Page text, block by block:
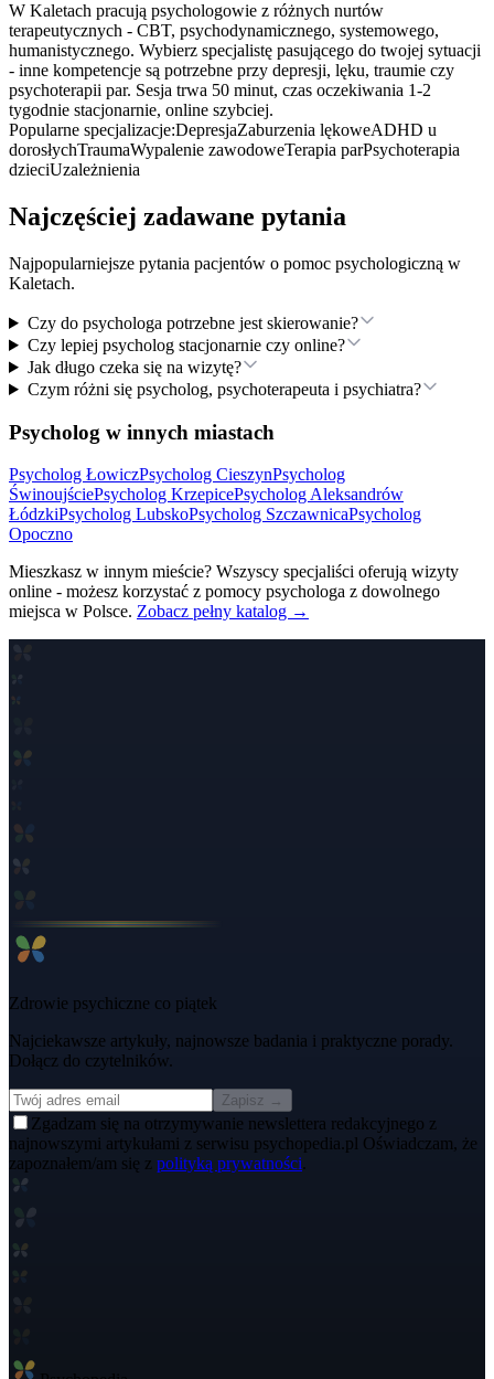
W Kaletach pracują psychologowie z różnych nurtów
terapeutycznych - CBT, psychodynamicznego, systemowego,
humanistycznego. Wybierz specjalistę pasującego do twojej sytuacji
- inne kompetencje są potrzebne przy depresji, lęku, traumie czy
psychoterapii par. Sesja trwa 50 minut, czas oczekiwania 1-2
tygodnie stacjonarnie, online szybciej.
Popularne specjalizacje:DepresjaZaburzenia lękoweADHD u
dorosłychTraumaWypalenie zawodoweTerapia parPsychoterapia
dzieciUzależnienia
Najczęściej zadawane pytania
Najpopularniejsze pytania pacjentów o pomoc psychologiczną w
Kaletach.
Czy do psychologa potrzebne jest skierowanie?
Czy lepiej psycholog stacjonarnie czy online?
Jak długo czeka się na wizytę?
Czym różni się psycholog, psychoterapeuta i psychiatra?
Psycholog w innych miastach
Psycholog ŁowiczPsycholog CieszynPsycholog
ŚwinoujściePsycholog KrzepicePsychologAleksandrów
ŁódzkiPsycholog LubskoPsycholog SzczawnicaPsycholog
Opoczno
Mieszkasz w innym mieście? Wszyscy specjaliści oferują wizyty
online - możesz korzystać z pomocy psychologa z dowolnego
miejsca w Polsce. Zobacz pełny katalog →
Zdrowie psychiczne co piątek
Najciekawsze artykuły, najnowsze badania i praktyczne porady.
Dołącz do czytelników.
Zapisz →
Zgadzam się na otrzymywanie newslettera redakcyjnego z
najnowszymi artykułami z serwisu psychopedia.pl Oświadczam, że
zapoznałem/am się z polityką prywatności.